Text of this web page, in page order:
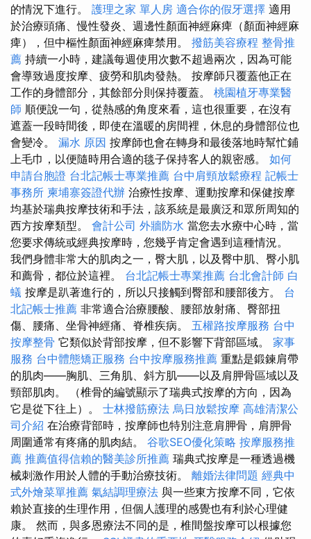
的情況下進行。 護理之家 單人房 適合你的假牙選擇 適用
於治療頭痛、慢性發炎、週邊性顏面神經麻痺（顏面神經麻
痺），但中樞性顏面神經麻痺禁用。 撥筋美容療程 整骨推
薦 持續一小時，建議每週使用次數不超過兩次，因為可能
會導致過度按摩、疲勞和肌肉發熱。 按摩師只覆蓋他正在
工作的身體部分，其餘部分則保持覆蓋。 桃園植牙專業醫
師 順便說一句，從熱感的角度來看，這也很重要，在沒有
遮蓋一段時間後，即使在溫暖的房間裡，休息的身體部位也
會變冷。 漏水 原因 按摩師也會在轉身和最後落地時幫忙鋪
上毛巾，以便隨時用合適的毯子保持客人的親密感。 如何
申請台胞證 台北記帳士專業推薦 台中肩頸放鬆療程 記帳士
事務所 柬埔寨簽證代辦 治療性按摩、運動按摩和保健按摩
均基於瑞典按摩技術和手法，該系統是最廣泛和眾所周知的
西方按摩類型。 會計公司 外牆防水 當您去水療中心時，當
您要求傳統或經典按摩時，您幾乎肯定會遇到這種情況。
我們身體非常大的肌肉之一，臀大肌，以及臀中肌、臀小肌
和薦骨，都位於這裡。 台北記帳士專業推薦 台北會計師 白
蟻 按摩是趴著進行的，所以只接觸到臀部和腰部後方。 台
北記帳士推薦 非常適合治療腰酸、腰部放射痛、臀部扭
傷、腰痛、坐骨神經痛、脊椎疾病。 五權路按摩服務 台中
按摩整骨 它類似於背部按摩，但不影響下背部區域。 家事
服務 台中體態矯正服務 台中按摩服務推薦 重點是鍛鍊肩帶
的肌肉——胸肌、三角肌、斜方肌——以及肩胛骨區域以及
頸部肌肉。 （椎骨的編號顯示了瑞典式按摩的方向，因為
它是從下往上）。 士林撥筋療法 烏日放鬆按摩 高雄清潔公
司介紹 在治療背部時，按摩師也特別注意肩胛骨，肩胛骨
周圍通常有疼痛的肌肉結。 谷歌SEO優化策略 按摩服務推
薦 推薦值得信賴的醫美診所推薦 瑞典式按摩是一種透過機
械刺激作用於人體的手動治療技術。 離婚法律問題 經典中
式外燴菜單推薦 氣結調理療法 與一些東方按摩不同，它依
賴於直接的生理作用，但個人護理的感覺也有利於心理健
康。 然而，與多恩療法不同的是，椎間盤按摩可以根據您